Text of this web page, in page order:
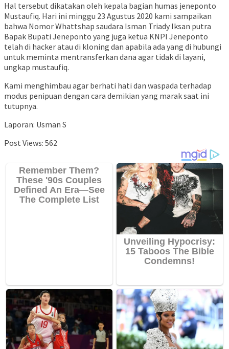
Hal tersebut dikatakan oleh kepala bagian humas jeneponto
Mustaufiq. Hari ini minggu 23 Agustus 2020 kami sampaikan
bahwa Nomor Whattshap saudara Isman Triady Iksan putra
Bapak Bupati Jeneponto yang juga ketua KNPI Jeneponto
telah di hacker atau di kloning dan apabila ada yang di hubungi
untuk meminta mentransferkan dana agar tidak di layani,
ungkap mustaufiq.
Kami menghimbau agar berhati hati dan waspada terhadap
modus penipuan dengan cara demikian yang marak saat ini
tutupnya.
Laporan: Usman S
Post Views: 562